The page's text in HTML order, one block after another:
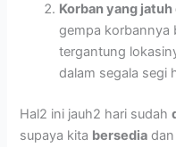
Korban yang
gempa korbannya
tergantung
dalam segala segi
Hal2 ini jauh2 hari sudah
supaya kita bersedia